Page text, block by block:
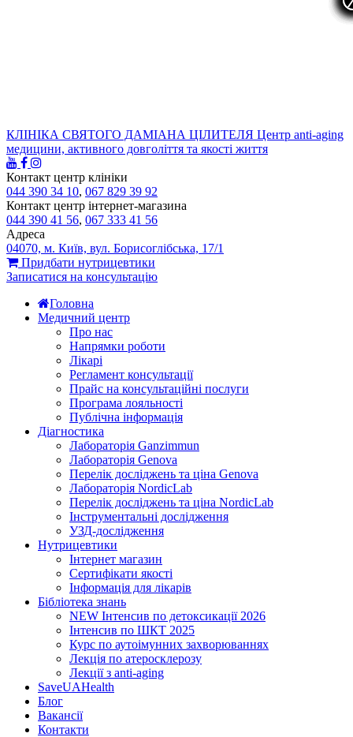
КЛІНІКА СВЯТОГО ДАМІАНА ЦІЛИТЕЛЯ Центр anti-aging
медицини, активного довголіття та якості життя
Контакт центр клініки
044 390 34 10, 067 829 39 92
Контакт центр інтернет-магазина
044 390 41 56, 067 333 41 56
Адреса
04070, м. Київ, вул. Борисоглібська, 17/1
Придбати нутрицевтики
Записатися на консультацію
Головна
Медичний центр
Про нас
Напрямки роботи
Лікарі
Регламент консультації
Прайс на консультаційні послуги
Програма лояльності
Публічна інформація
Діагностика
Лабораторія Ganzimmun
Лабораторія Genova
Перелік досліджень та ціна Genova
Лабораторія NordicLab
Перелік досліджень та ціна NordicLab
Інструментальні дослідження
УЗД-дослідження
Нутрицевт​ики
Інтернет магазин
Сертифікати якості
Інформація для лікарів
Бібліотека знань
NEW Інтенсив по детоксикації 2026
Інтенсив по ШКТ 2025
Курс по аутоімунних захворюваннях
Лекція по атеросклерозу
Лекції з anti-aging
SaveUAHealth
Блог
Вакансії
Контакти